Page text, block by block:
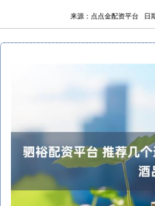
来源：点点金配资平台 日